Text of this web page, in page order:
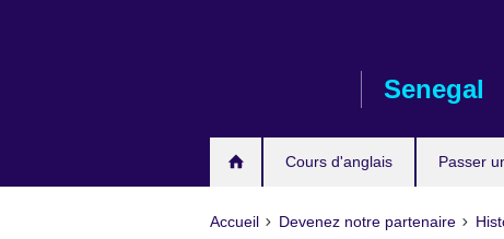
Senegal
Cours d'anglais Passer
Accueil Devenez notre partenaire